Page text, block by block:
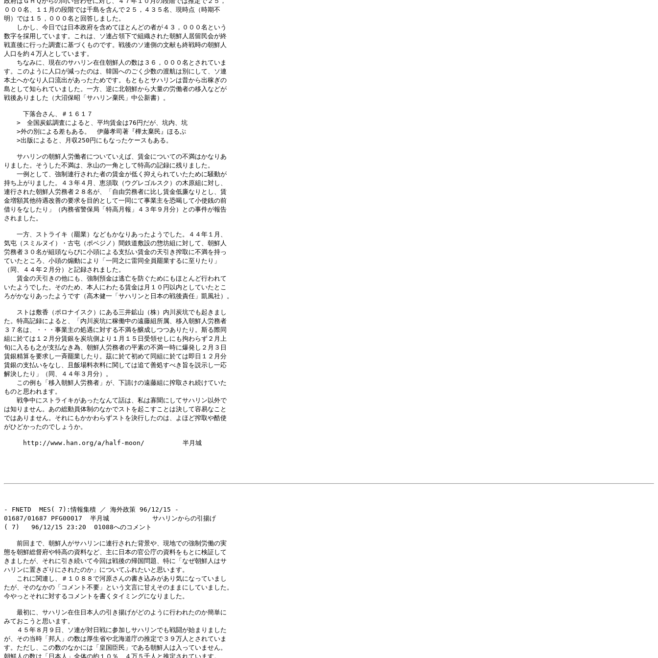
０００名、１１月の段階では千島を含んで２５，４３５名、現時点（時期不
明）では１５，０００名と回答しました。
しかし、今日では日本政府を含めてほとんどの者が４３，０００名という
数字を採用しています。これは、ソ連占領下で組織された朝鮮人居留民会が終
戦直後に行った調査に基づくものです。戦後のソ連側の文献も終戦時の朝鮮人
人口を約４万人としています。
ちなみに、現在のサハリン在住朝鮮人の数は３６，０００名とされていま
す。このように人口が減ったのは、韓国へのごく少数の渡航は別にして、ソ連
本土へかなり人口流出があったためです。もともとサハリンは昔から出稼ぎの
島として知られていました。一方、逆に北朝鮮から大量の労働者の移入などが
戦後ありました（大沼保昭「サハリン棄民」中公新書）。
下落合さん、＃１６１７
>　全国炭鉱調査によると、平均賃金は76円だが、坑内、坑
>外の別による差もある。　伊藤孝司著『樺太棄民』ほるぷ
>出版によると、月収250円にもなったケースもある。
サハリンの朝鮮人労働者についていえば、賃金についての不満はかなりあ
りました。そうした不満は、氷山の一角として特高の記録に残りました。
一例として、強制連行された者の賃金が低く抑えられていたために騒動が
持ち上がりました。４３年４月、恵須取（ウグレゴルスク）の木原組に対し、
連行された朝鮮人労務者２８名が、「自由労務者に比し賃金低廉なりとし、賃
金増額其他待遇改善の要求を目的として一同にて事業主を恐喝して小使銭の前
借りをなしたり」（内務省警保局「特高月報」４３年９月分）との事件が報告
されました。
一方、ストライキ（罷業）などもかなりあったようでした。４４年１月、
気屯（スミルヌイ）・古屯（ポベジノ）間鉄道敷設の惣坊組に対して、朝鮮人
労務者３０名が組頭ならびに小頭による支払い賃金の天引き搾取に不満を持っ
ていたところ、小頭の煽動により「一同之に雷同全員罷業するに至りたり」
（同、４４年２月分）と記録されました。
賃金の天引きの他にも、強制預金は逃亡を防ぐためにもほとんど行われて
いたようでした。そのため、本人にわたる賃金は月１０円以内としていたとこ
ろがかなりあったようです（高木健一「サハリンと日本の戦後責任」凱風社）。
ストは敷香（ポロナイスク）にある三井鉱山（株）内川炭坑でも起きまし
た。特高記録によると、「内川炭坑に稼働中の遠藤組所属、移入朝鮮人労務者
３７名は、・・・事業主の処遇に対する不満を醸成しつつありたり。斯る際同
組に於ては１２月分賃銀を炭坑側より１月１５日受領せしにも拘わらず２月上
旬に入るも之が支払なき為、朝鮮人労務者の平素の不満一時に爆発し２月３日
賃銀精算を要求し一斉罷業したり。茲に於て初めて同組に於ては即日１２月分
賃銀の支払いをなし、且飯場料衣料に関しては追て善処すべき旨を説示し一応
解決したり」（同、４４年３月分）。
この例も「移入朝鮮人労務者」が、下請けの遠藤組に搾取され続けていた
ものと思われます。
戦争中にストライキがあったなんて話は、私は寡聞にしてサハリン以外で
は知りません。あの総動員体制のなかでストを起こすことは決して容易なこと
ではありません。それにもかかわらずストを決行したのは、よほど搾取や酷使
がひどかったのでしょうか。
http://www.han.org/a/half-moon/　　　　　　半月城
- FNETD  MES( 7):情報集積 ／ 海外政策 96/12/15 -
01687/01687 PFG00017  半月城           サハリンからの引揚げ
( 7)   96/12/15 23:20  01088へのコメント
前回まで、朝鮮人がサハリンに連行された背景や、現地での強制労働の実
態を朝鮮総督府や特高の資料など、主に日本の官公庁の資料をもとに検証して
きましたが、それに引き続いて今回は戦後の帰国問題、特に「なぜ朝鮮人はサ
ハリンに置きざりにされたのか」についてふれたいと思います。
これに関連し、＃１０８８で河原さんの書き込みがあり気になっていまし
たが、そのなかの「コメント不要」という文言に甘えそのままにしていました。
今やっとそれに対するコメントを書くタイミングになりました。
最初に、サハリン在住日本人の引き揚げがどのように行われたのか簡単に
みておこうと思います。
４５年８月９日、ソ連が対日戦に参加しサハリンでも戦闘が始まりました
が、その当時「邦人」の数は厚生省や北海道庁の推定で３９万人とされていま
す。ただし、この数のなかには「皇国臣民」である朝鮮人は入っていません。
朝鮮人の数は「日本人」全体の約１０％、４万５千人と推定されています。